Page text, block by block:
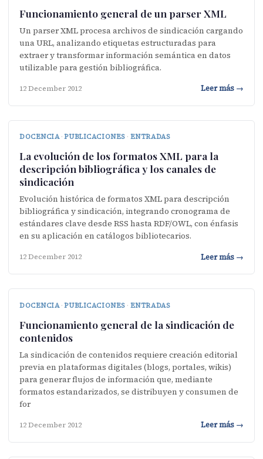
Funcionamiento general de un parser XML
Un parser XML procesa archivos de sindicación cargando
una URL, analizando etiquetas estructuradas para
extraer y transformar información semántica en datos
utilizable para gestión bibliográfica.
12 December 2012 Leer más →
DOCENCIA · PUBLICACIONES · ENTRADAS
La evolución de los formatos XML para la
descripción bibliográfica y los canales de
sindicación
Evolución histórica de formatos XML para descripción
bibliográfica y sindicación, integrando cronograma de
estándares clave desde RSS hasta RDF/OWL, con énfasis
en su aplicación en catálogos bibliotecarios.
12 December 2012 Leer más →
DOCENCIA · PUBLICACIONES · ENTRADAS
Funcionamiento general de la sindicación de
contenidos
La sindicación de contenidos requiere creación editorial
previa en plataformas digitales (blogs, portales, wikis)
para generar flujos de información que, mediante
formatos estandarizados, se distribuyen y consumen de
for
12 December 2012 Leer más →